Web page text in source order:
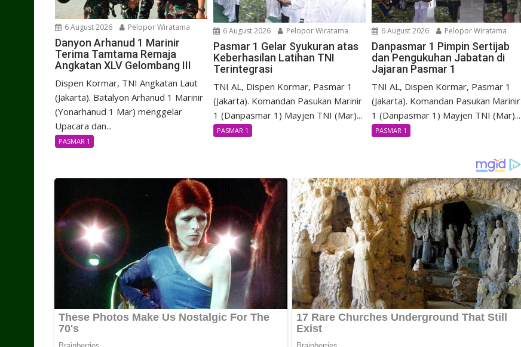
6 August 2026 Pelopor Wiratama
Danyon Arhanud 1 Marinir
Terima Tamtama Remaja
Angkatan XLV Gelombang III
Dispen Kormar, TNI Angkatan Laut
(Jakarta). Batalyon Arhanud 1 Marinir
(Yonarhanud 1 Mar) menggelar
Upacara dan...
PASMAR 1
6 August 2026 Pelopor Wiratama
Pasmar 1 Gelar Syukuran atas
Keberhasilan Latihan TNI
Terintegrasi
TNI AL, Dispen Kormar, Pasmar 1
(Jakarta). Komandan Pasukan Marinir
1 (Danpasmar 1) Mayjen TNI (Mar)...
PASMAR 1
6 August 2026 Pelopor Wiratama
Danpasmar 1 Pimpin Sertijab
dan Pengukuhan Jabatan di
Jajaran Pasmar 1
TNI AL, Dispen Kormar, Pasmar 1
(Jakarta). Komandan Pasukan Marinir
1 (Danpasmar 1) Mayjen TNI (Mar)...
PASMAR 1